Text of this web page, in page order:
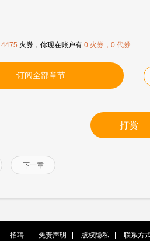
4475 火券，你现在账户有 0 火券，0 代券
订阅全部章节
打赏
下一章
招聘 免责声明 版权隐私 联系方